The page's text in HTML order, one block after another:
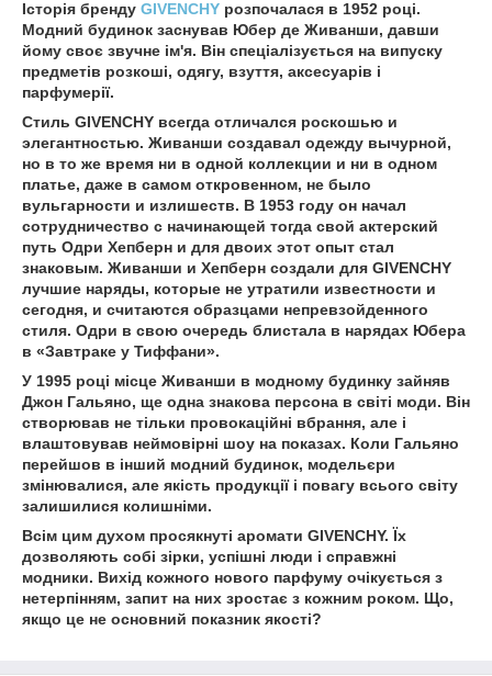
Історія бренду GIVENCHY розпочалася в 1952 році.
Модний будинок заснував Юбер де Живанши, давши
йому своє звучне ім'я. Він спеціалізується на випуску
предметів розкоші, одягу, взуття, аксесуарів і
парфумерії.
Стиль GIVENCHY всегда отличался роскошью и
элегантностью. Живанши создавал одежду вычурной,
но в то же время ни в одной коллекции и ни в одном
платье, даже в самом откровенном, не было
вульгарности и излишеств. В 1953 году он начал
сотрудничество с начинающей тогда свой актерский
путь Одри Хепберн и для двоих этот опыт стал
знаковым. Живанши и Хепберн создали для GIVENCHY
лучшие наряды, которые не утратили известности и
сегодня, и считаются образцами непревзойденного
стиля. Одри в свою очередь блистала в нарядах Юбера
в «Завтраке у Тиффани».
У 1995 році місце Живанши в модному будинку зайняв
Джон Гальяно, ще одна знакова персона в світі моди. Він
створював не тільки провокаційні вбрання, але і
влаштовував неймовірні шоу на показах. Коли Гальяно
перейшов в інший модний будинок, модельєри
змінювалися, але якість продукції і повагу всього світу
залишилися колишніми.
Всім цим духом просякнуті аромати GIVENCHY. Їх
дозволяють собі зірки, успішні люди і справжні
модники. Вихід кожного нового парфуму очікується з
нетерпінням, запит на них зростає з кожним роком. Що,
якщо це не основний показник якості?